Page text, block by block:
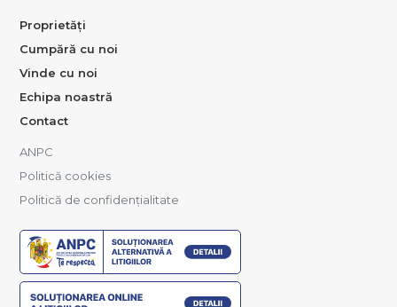
Proprietăți
Cumpără cu noi
Vinde cu noi
Echipa noastră
Contact
ANPC
Politică cookies
Politică de confidențialitate